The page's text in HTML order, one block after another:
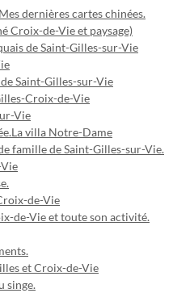
Mes dernières cartes chinées.
Croix-de-Vie et paysage)
de Saint-Gilles-sur-Vie
Saint-Gilles-sur-Vie
Croix-de-Vie
Vie
La villa Notre-Dame
famille de Saint-Gilles-sur-Vie.
de-Vie
de-Vie et toute son activité.
et Croix-de-Vie
singe.